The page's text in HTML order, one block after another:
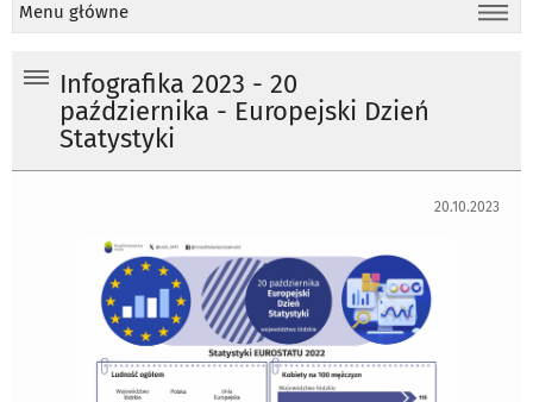
Menu główne
Infografika 2023 - 20
października - Europejski Dzień
Statystyki
20.10.2023